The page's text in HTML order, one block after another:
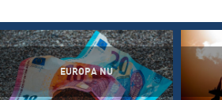
EUROPA NU